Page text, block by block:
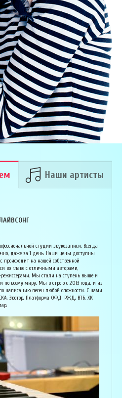
Наши артисты
студии звукозаписи. Всегда
даже за 1 день. Наши цены доступны
происходит на нашей собственной
во главе с отличными авторами,
Мы стали на ступень выше и
по всему миру. Мы в строю с 2013 года, и из
написанию песен любой сложности. С нами
Эвотор, Платформа ОФД, РЖД, ВТБ, ХК
Алавердян
С детства занимается музыкой, пишет
на профессиональном уровне.
даже по записи с диктофона :) Состоит в
по всей России. Снимает клипы
собирают более 1 млн. просмотров на
семье и ценностях жизни. Армен
конфетку, обращайтесь!
звукорежиссёр